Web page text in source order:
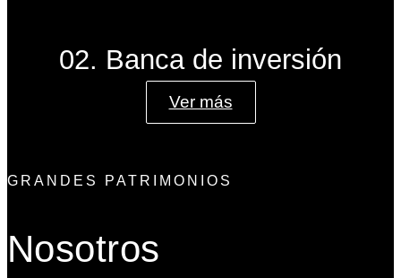
02. Banca de inversión
Ver más
GRANDES PATRIMONIOS
Nosotros